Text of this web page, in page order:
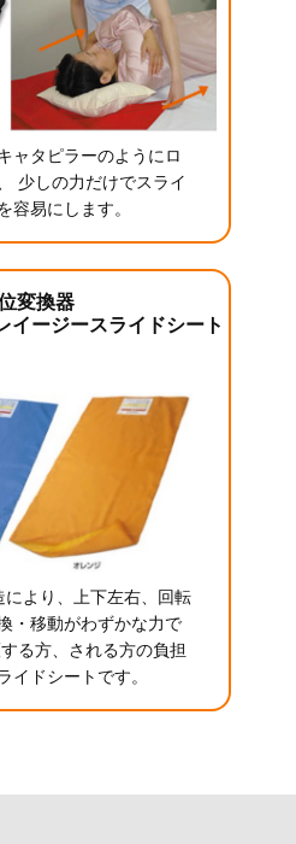
ャタピラーのようにロ
少しの力だけでスライ
容易にします。
変換器
イージースライドシート
より、上下左右、回転
・移動がわずかな力で
る方、される方の負担
イドシートです。